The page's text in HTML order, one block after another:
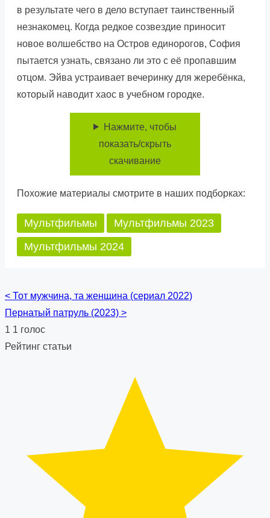
в результате чего в дело вступает таинственный
незнакомец. Когда редкое созвездие приносит
новое волшебство на Остров единорогов, София
пытается узнать, связано ли это с её пропавшим
отцом. Эйва устраивает вечеринку для жеребёнка,
который наводит хаос в учебном городке.
Нажмите, чтобы
показать/скрыть
скачивание
Похожие материалы смотрите в наших подборках:
Мультфильмы
Мультфильмы 2023
Мультфильмы 2024
Posts
navigation
< Тот мужчина, та женщина (сериал 2022)
Пернатый патруль (2023) >
1 1 голос
Рейтинг статьи